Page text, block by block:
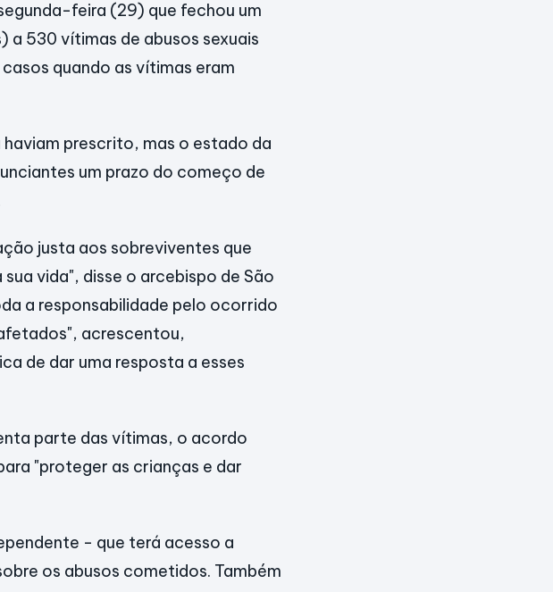
feira (29) que fechou um
a 530 vítimas de abusos sexuais
quando as vítimas eram
prescrito, mas o estado da
um prazo do começo de
justa aos sobreviventes que
vida", disse o arcebispo de São
a responsabilidade pelo ocorrido
acrescentou,
de dar uma resposta a esses
parte das vítimas, o acordo
"proteger as crianças e dar
- que terá acesso a
os abusos cometidos. Também